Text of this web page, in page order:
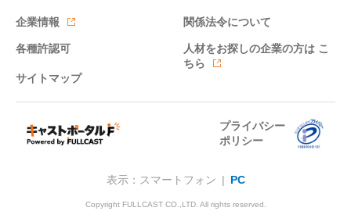
企業情報 関係法令について
各種許認可 人材をお探しの企業の方は こ
ちら
サイトマップ
プライバシー
ポリシー
表示：スマートフォン | PC
Copyright FULLCAST CO.,LTD. All rights reserved.